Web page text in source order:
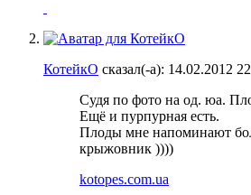
КотейкО сказал(-а): 14.02.2012
Судя по фото на од. юа.
Ещё и пурпурная есть.
Плоды мне напоминают
крыжовник ))))
kotopes.com.ua